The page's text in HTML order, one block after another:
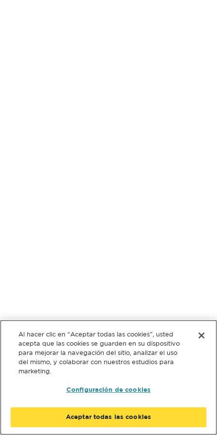
Al hacer clic en “Aceptar todas las cookies”, usted
acepta que las cookies se guarden en su dispositivo
para mejorar la navegación del sitio, analizar el uso
del mismo, y colaborar con nuestros estudios para
marketing.
Configuración de cookies
Aceptar todas las cookies